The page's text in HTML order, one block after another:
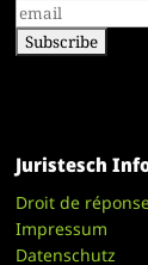
Juristesch
Droit de
Impressum
Datenschutz